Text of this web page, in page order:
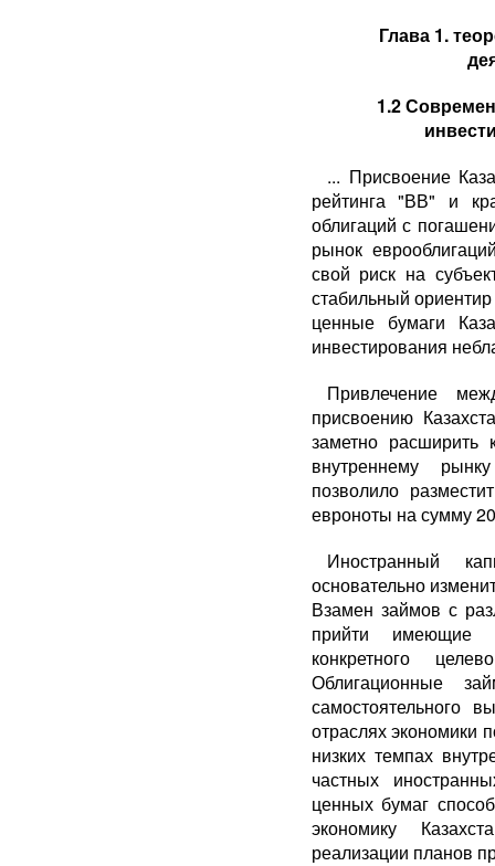
Глава 1.
1.2
... Присвоение
рейтинга "ВВ" и
облигаций с
рынок
свой риск на
стабильный
ценные бума­ги
инвестирования
Привлечение
присвоению
заметно расширить
внутрен­нему
позволило
евроно­ты на сумму
Иностранный
основательно
Взамен займов с
прийти имеющие
конкретного
Облигационные
самостоятельного
отраслях
низких темпах
частных
ценных бумаг
экономику
реализации планов